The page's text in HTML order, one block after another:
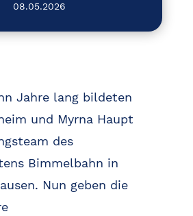
08.05.2026
Jahre lang bildeten
und Myrna Haupt
des
Bimmelbahn in
Nun geben die